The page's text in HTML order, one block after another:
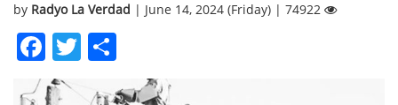
by Radyo La Verdad | June 14, 2024 (Friday) | 74922
Facebook
Twitter